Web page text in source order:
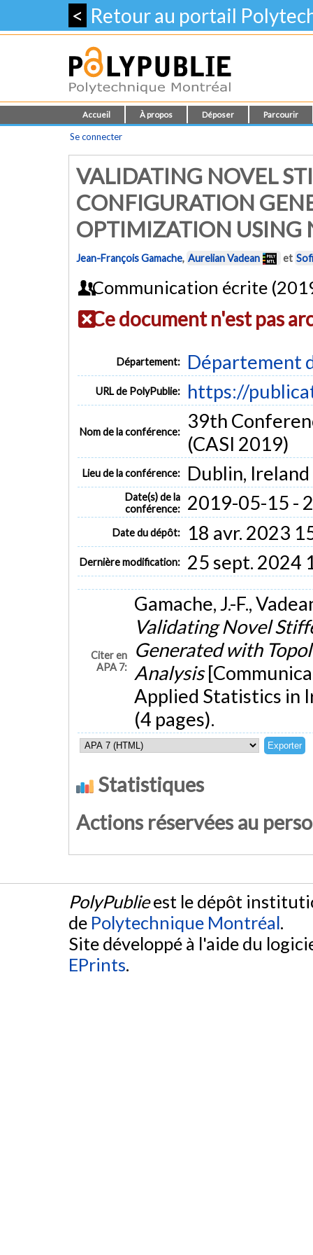
< Retour au portail
Accueil À propos Déposer Parcourir
Se connecter
VALIDATING NOVEL
CONFIGURATION
OPTIMIZATION USING
Jean-François Gamache, Aurelian Vadean et
Communication écrite
Ce document n'est pas
Département: Département
URL de PolyPublie: https://
Nom de la conférence:
39th
(CASI 2019)
Lieu de la conférence: Dublin, Ireland
Date(s) de la
conférence:
2019-05-15 -
Date du dépôt: 18 avr. 2023
Dernière modification: 25 sept. 2024
Citer en
APA 7:
Gamache, J.-F.,
Validating Novel
Generated with
Analysis
Applied Statistics in
(4 pages).
Statistiques
Actions réservées au
PolyPublieest le dépôt
de Polytechnique Montréal.
Site développé à l'aide du
EPrints.